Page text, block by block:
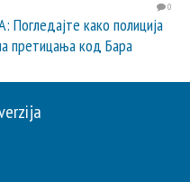
0
како полиција
претицања код Бара